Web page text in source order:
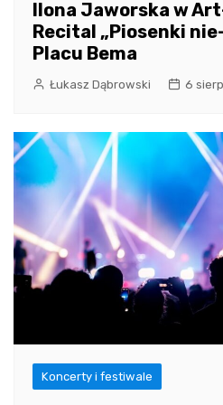
Ilona Jaworska w
Recital „Piosenki
Placu Bema
Łukasz Dąbrowski 6
Koncerty i festiwale